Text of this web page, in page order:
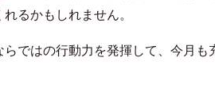
るかもしれません。
ではの行動力を発揮して、今月も